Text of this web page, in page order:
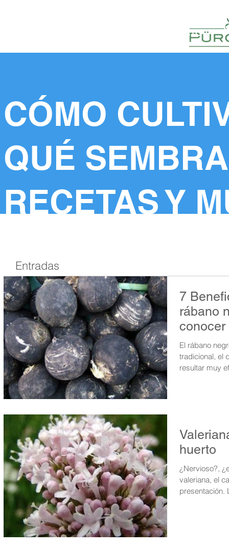
CONTACTO
CÓMO
QUÉ
RECETAS Y
Entradas
7
rábano
conocer
El rábano
tradicional, el
resultar muy
huerto
¿Nervioso?,
valeriana, el
presentación.